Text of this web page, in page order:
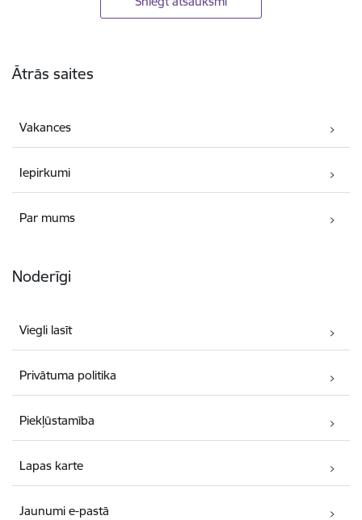
Ātrās saites
Vakances
Iepirkumi
Par mums
Noderīgi
Viegli lasīt
Privātuma politika
Piekļūstamība
Lapas karte
Jaunumi e-pastā